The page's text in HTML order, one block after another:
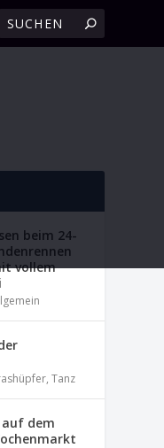
beim 24-
vollem
,Tanz
dem